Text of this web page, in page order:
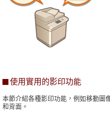
使用實用的影印功能
本節介紹各種影印功能，例如移動圖
和背面。